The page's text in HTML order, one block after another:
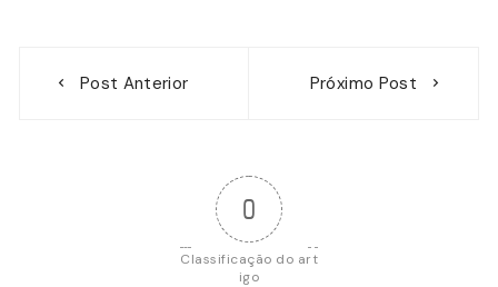
Post Anterior Próximo Post
0
Classificação do art
igo